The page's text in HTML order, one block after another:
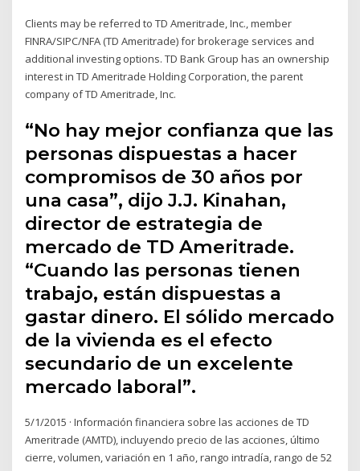
Clients may be referred to TD Ameritrade, Inc., member
FINRA/SIPC/NFA (TD Ameritrade) for brokerage services and
additional investing options. TD Bank Group has an ownership
interest in TD Ameritrade Holding Corporation, the parent
company of TD Ameritrade, Inc.
“No hay mejor confianza que las
personas dispuestas a hacer
compromisos de 30 años por
una casa”, dijo J.J. Kinahan,
director de estrategia de
mercado de TD Ameritrade.
“Cuando las personas tienen
trabajo, están dispuestas a
gastar dinero. El sólido mercado
de la vivienda es el efecto
secundario de un excelente
mercado laboral”.
5/1/2015 · Información financiera sobre las acciones de TD
Ameritrade (AMTD), incluyendo precio de las acciones, último
cierre, volumen, variación en 1 año, rango intradía, rango de 52